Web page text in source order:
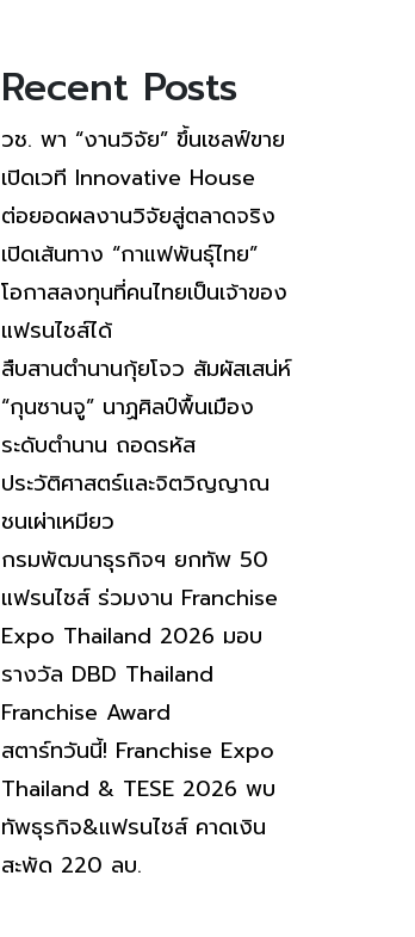
Recent Posts
วช. พา “งานวิจัย” ขึ้นเชลฟ์ขาย
เปิดเวที Innovative House
ต่อยอดผลงานวิจัยสู่ตลาดจริง
เปิดเส้นทาง “กาแฟพันธุ์ไทย”
โอกาสลงทุนที่คนไทยเป็นเจ้าของ
แฟรนไชส์ได้
สืบสานตำนานกุ้ยโจว สัมผัสเสน่ห์
“กุนซานจู” นาฏศิลป์พื้นเมือง
ระดับตำนาน ถอดรหัส
ประวัติศาสตร์และจิตวิญญาณ
ชนเผ่าเหมียว
กรมพัฒนาธุรกิจฯ ยกทัพ 50
แฟรนไชส์ ร่วมงาน Franchise
Expo Thailand 2026 มอบ
รางวัล DBD Thailand
Franchise Award
สตาร์ทวันนี้! Franchise Expo
Thailand & TESE 2026 พบ
ทัพธุรกิจ&แฟรนไชส์ คาดเงิน
สะพัด 220 ลบ.